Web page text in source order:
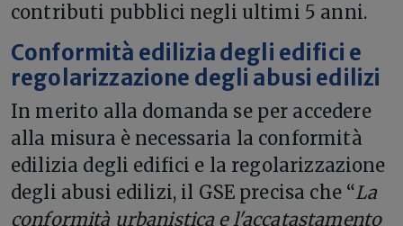
contributi pubblici negli ultimi 5 anni.
Conformità edilizia degli edifici e
regolarizzazione degli abusi edilizi
In merito alla domanda se per accedere
alla misura è necessaria la conformità
edilizia degli edifici e la regolarizzazione
degli abusi edilizi, il GSE precisa che “La
conformità urbanistica e l'accatastamento